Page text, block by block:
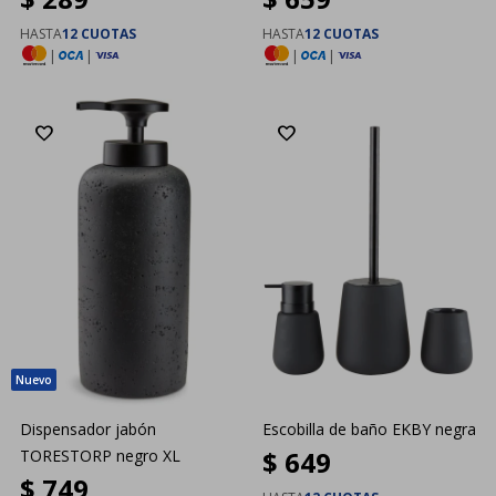
HASTA12 CUOTAS
|
|
HASTA12 CUOTAS
|
|
Dispensador jabón
TORESTORP negro XL
$ 749
Escobilla de baño EKBY negra
$ 649